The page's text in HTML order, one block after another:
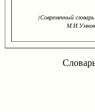
(Современный